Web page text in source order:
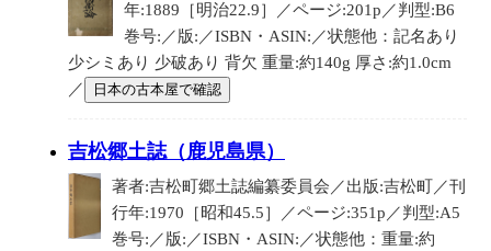
年:1889［明治22.9］／ページ:201p／判型:B6
巻号:／版:／ISBN・ASIN:／状態他：記名あり
少シミあり 少破あり 背欠 重量:約140g 厚さ:約1.0cm
／
日本の古本屋で確認
吉松郷土誌（鹿児島県）
著者:吉松町郷土誌編纂委員会／出版:吉松町／刊
行年:1970［昭和45.5］／ページ:351p／判型:A5
巻号:／版:／ISBN・ASIN:／状態他：重量:約